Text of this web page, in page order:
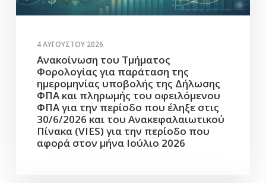
4 ΑΥΓΟΎΣΤΟΥ 2026
Ανακοίνωση του Τμήματος
Φορολογίας για παράταση της
ημερομηνίας υποβολής της Δήλωσης
ΦΠΑ και πληρωμής του οφειλόμενου
ΦΠΑ για την περίοδο που έληξε στις
30/6/2026 και του Ανακεφαλαιωτικού
Πίνακα (VIES) για την περίοδο που
αφορά στον μήνα Ιούλιο 2026